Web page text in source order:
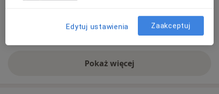
Pokaż więcej
o adresie
Edytuj ustawienia Zaakceptuj